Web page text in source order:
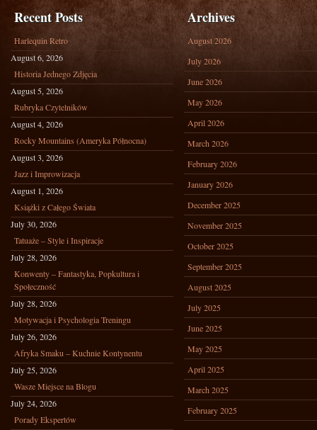
Recent Posts
Harlequin Retro
August 6, 2026
Historia Jednego Zdjęcia
August 5, 2026
Rubryka Czytelników
August 4, 2026
Rocky Mountains (Ameryka Północna)
August 3, 2026
Jazz i Improwizacja
August 1, 2026
Książki z Całego Świata
July 30, 2026
Tatuaże – Style i Inspiracje
July 28, 2026
Konwenty – Fantastyka, Popkultura i
Społeczność
July 28, 2026
Motywacja i Psychologia Treningu
July 26, 2026
Afryka Smaku – Kuchnie Kontynentu
July 25, 2026
Wasze Miejsce na Blogu
July 24, 2026
Porady Ekspertów
Archives
August 2026
July 2026
June 2026
May 2026
April 2026
March 2026
February 2026
January 2026
December 2025
November 2025
October 2025
September 2025
August 2025
July 2025
June 2025
May 2025
April 2025
March 2025
February 2025